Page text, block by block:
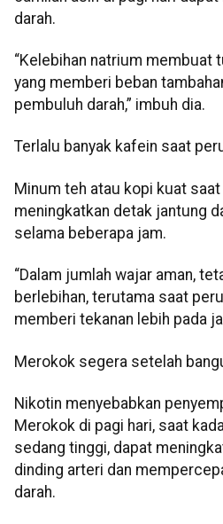
darah.
“Kelebihan natrium membuat
yang memberi beban
pembuluh darah,” imbuh dia.
Terlalu banyak kafein saat
Minum teh atau kopi kuat
meningkatkan detak jantung
selama beberapa jam.
“Dalam jumlah wajar aman,
berlebihan, terutama saat
memberi tekanan lebih pada
Merokok segera setelah
Nikotin menyebabkan
Merokok di pagi hari, saat
sedang tinggi, dapat
dinding arteri dan
darah.